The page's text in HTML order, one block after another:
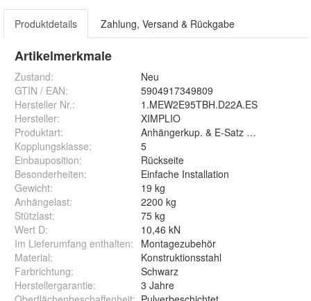
Produktdetails Zahlung, Versand & Rückgabe
Artikelmerkmale
Zustand:
Neu
GTIN / EAN:
5904917349809
Hersteller Nr.:
1.MEW2E95TBH.D22A.ES
Hersteller:
XIMPLIO
Produktart:
Anhängerkup. & E-Satz komplett
Kopplungsklasse:
5
Einbauposition:
Rückseite
Besonderheiten:
Einfache Installation
Gewicht:
19 kg
Anhängelast:
2200 kg
Stützlast:
75 kg
Wert D:
10,46 kN
Im Lieferumfang enthalten:
Montagezubehör
Material:
Konstruktionsstahl
Farbrichtung:
Schwarz
Herstellergarantie:
3 Jahre